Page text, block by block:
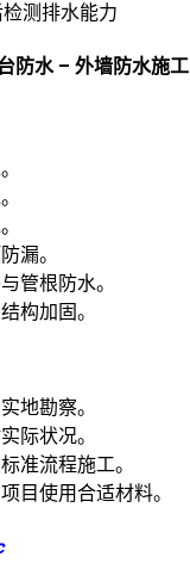
测排水能力
防水 – 外墙防水施工
漏。
管根防水。
构加固。
地勘察。
际状况。
准流程施工。
目使用合适材料。